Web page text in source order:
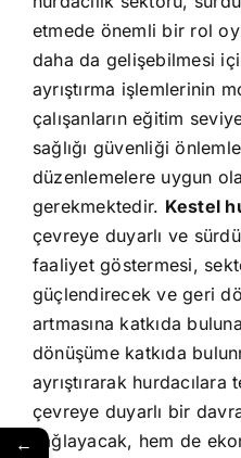
etmede önemli bir rol
daha da gelişebilmesi
ayrıştırma işlemlerinin
çalışanların eğitim
sağlığı güvenliği
düzenlemelere uygun
gerekmektedir. Kestel
çevreye duyarlı ve
faaliyet göstermesi,
güçlendirecek ve geri
artmasına katkıda
dönüşüme katkıda
ayrıştırarak hurdacılara
çevreye duyarlı bir
sağlayacak, hem de
←